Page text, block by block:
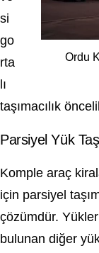
Ordu
si
go
rta
lı
taşımacılık
Parsiyel Yük
Komple araç
için parsiyel
çözümdür.
bulunan diğer